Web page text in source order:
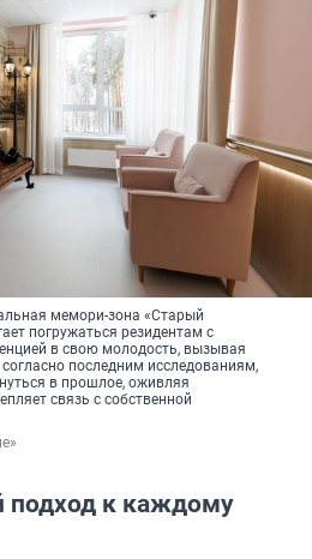
мемори-зона «Старый
погружаться резидентам с
в свою молодость, вызывая
последним исследованиям,
в прошлое, оживляя
связь с собственной
подход к каждому